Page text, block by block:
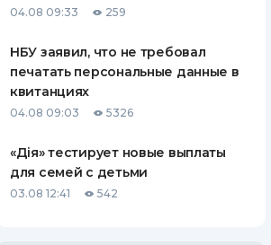
04.08 09:33 259
НБУ заявил, что не требовал
печатать персональные данные в
квитанциях
04.08 09:03 5326
«Дія» тестирует новые выплаты
для семей с детьми
03.08 12:41 542